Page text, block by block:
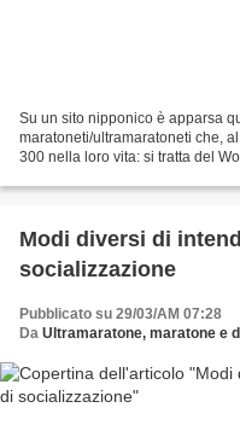
Su un sito nipponico è apparsa
maratoneti/ultramaratoneti che,
300 nella loro vita: si tratta del
Modi diversi di
socializzazione
Pubblicato su 29/03/AM 07:28
Da Ultramaratone, maratone e